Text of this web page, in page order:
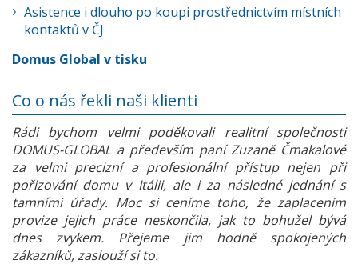
Asistence i dlouho po koupi prostřednictvím místních
kontaktů v ČJ
Domus Global v tisku
Co o nás řekli naši klienti
Rádi bychom velmi poděkovali realitní společnosti
DOMUS-GLOBAL a především paní Zuzaně Čmakalové
za velmi precizní a profesionální přístup nejen při
pořizování domu v Itálii, ale i za následné jednání s
tamními úřady. Moc si ceníme toho, že zaplacením
provize jejich práce neskončila, jak to bohužel bývá
dnes zvykem. Přejeme jim hodně spokojených
zákazníků, zaslouží si to.